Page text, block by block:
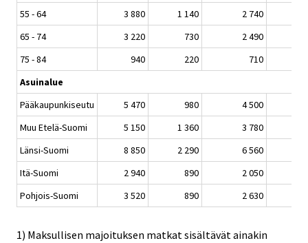
55 - 64
3 880 1 140 2 740
65 - 74
3 220 730 2 490
75 - 84
940 220 710
Asuinalue
Pääkaupunkiseutu
5 470 980 4 500
Muu Etelä-Suomi
5 150 1 360 3 780
Länsi-Suomi
8 850 2 290 6 560
Itä-Suomi
2 940 890 2 050
Pohjois-Suomi
3 520 890 2 630
1) Maksullisen majoituksen matkat sisältävät ainakin